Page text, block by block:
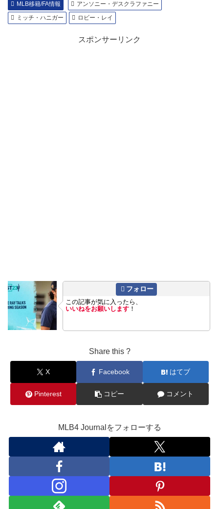
MLB移籍/FA情報
アンソニー・デスクラファニー
ミッチ・ハニガー
ロビー・レイ
スポンサーリンク
フォロー
この記事が気に入ったら、
いいねをお願いします ！
Share this ?
X Facebook はてブ
Pinterest コピー コメント
MLB4 Journalをフォローする